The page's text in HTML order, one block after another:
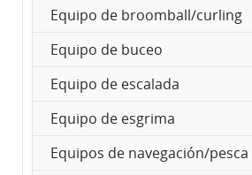
Equipo de broomball/curling
Equipo de buceo
Equipo de escalada
Equipo de esgrima
Equipos de navegación/pesca